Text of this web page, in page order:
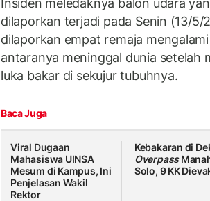
Insiden meledaknya balon udara
dilaporkan terjadi pada Senin (13/
dilaporkan empat remaja
antaranya meninggal dunia setelah
luka bakar di sekujur tubuhnya.
Baca Juga
Viral Dugaan
Mahasiswa UINSA
Mesum di Kampus, Ini
Penjelasan Wakil
Rektor
Kebakaran di
Overpass
Solo, 9 KK